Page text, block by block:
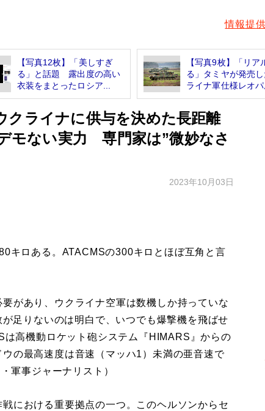
情報提供
【写真12枚】「美しすぎ
る」と話題 露出度の高い
衣装をまとったロシア...
【写真9枚】「リア
る」タミヤが発売
ライナ軍仕様レオパ
ライナに供与を決めた長距離
モない実力 専門家は”微妙なさ
2023年10月03日
キロある。ATACMSの300キロとほぼ互角と言
があり、ウクライナ空軍は数機しか持っていな
足りないのは明白で、いつでも爆撃機を飛ばせ
高機動ロケット砲システム『HIMARS』からの
の最高速度は音速（マッハ1）未満の亜音速で
軍事ジャーナリスト）
における重要拠点の一つ。このヘルソンからセ